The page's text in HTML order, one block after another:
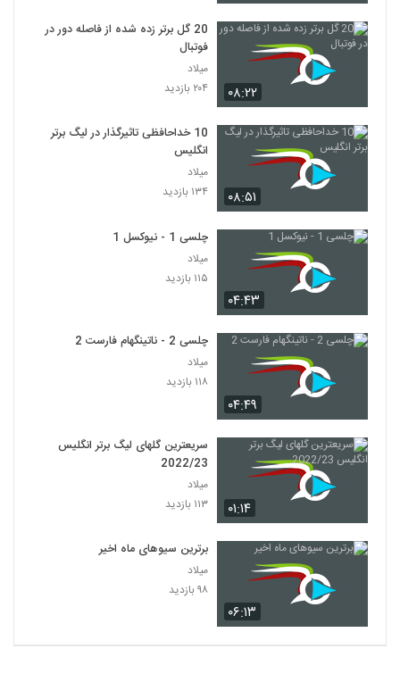
۰۸:۲۲
20 گل برتر زده شده از فاصله دور در
فوتبال
میلاد
۲۰۴ بازدید
۰۸:۵۱
10 خداحافظی تاثیرگذار در لیگ برتر
انگلیس
میلاد
۱۳۴ بازدید
۰۴:۴۳
چلسی 1 - نیوکسل 1
میلاد
۱۱۵ بازدید
۰۴:۴۹
چلسی 2 - ناتینگهام فارست 2
میلاد
۱۱۸ بازدید
۰۱:۱۴
سریعترین گلهای لیگ برتر انگلیس
2022/23
میلاد
۱۱۳ بازدید
۰۶:۱۳
برترین سیوهای ماه اخیر
میلاد
۹۸ بازدید